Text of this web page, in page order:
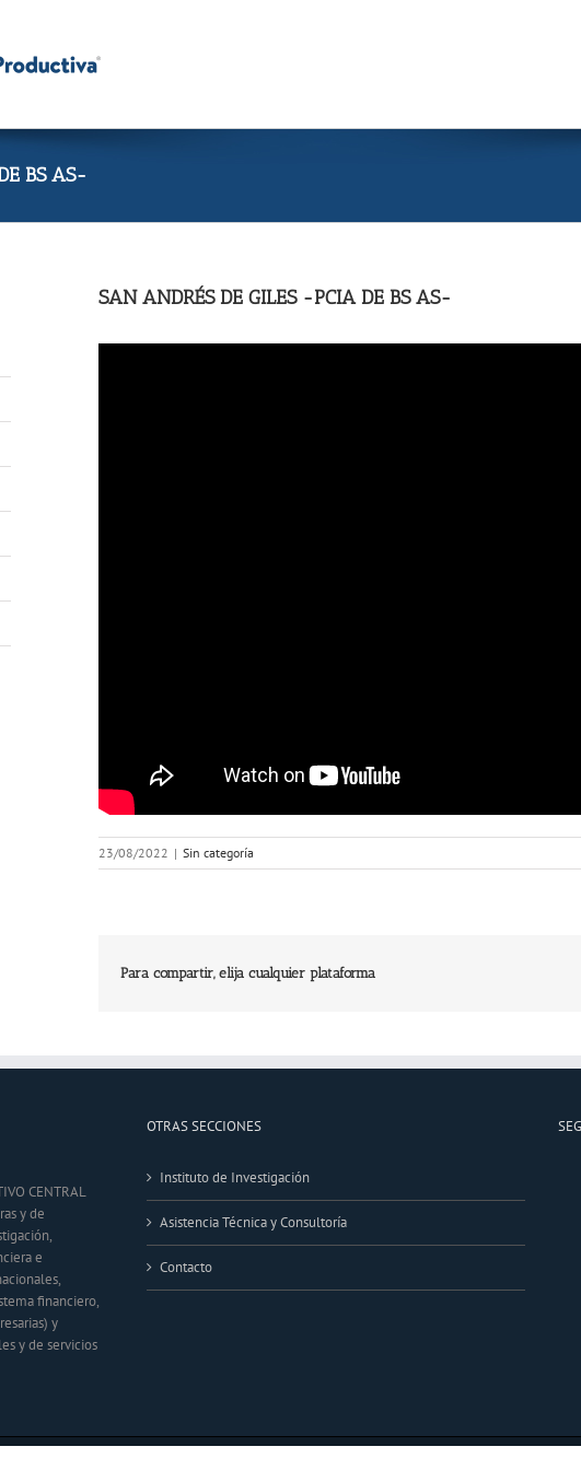
BS AS-
SAN ANDRÉS DE GILES -PCIA DE BS AS-
23/08/2022 | Sin categoría
Para compartir, elija cualquier plataforma
CENTRAL
y de
e
financiero,
y
y de servicios
OTRAS SECCIONES
Instituto de Investigación
Asistencia Técnica y Consultoría
Contacto